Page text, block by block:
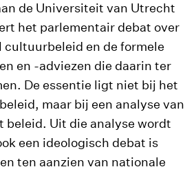
de Universiteit van Utrecht
het parlementair debat over
en de formele
en -adviezen die daarin ter
De essentie ligt niet bij het
maar bij een analyse van
beleid. Uit die analyse wordt
een ideologisch debat is
ten aanzien van nationale